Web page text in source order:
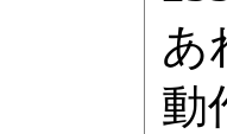
あ
動